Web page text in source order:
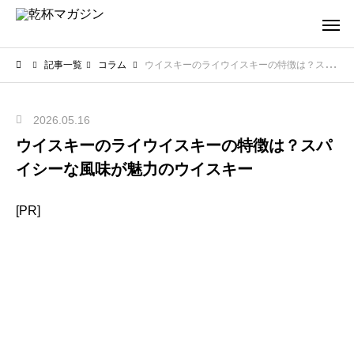
記事一覧 コラム ウイスキーのライウイスキーの特徴は？スパイシーな風味が魅力のウイスキー
2026.05.16
ウイスキーのライウイスキーの特徴は？スパ
イシーな風味が魅力のウイスキー
[PR]